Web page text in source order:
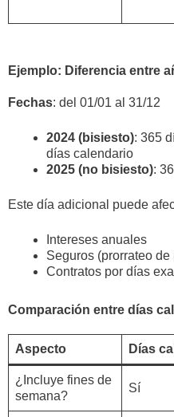
Ejemplo: Diferencia entre
Fechas: del 01/01 al 31/12
2024 (bisiesto): 365
días calendario
2025 (no bisiesto):
Este día adicional puede
Intereses anuales
Seguros (prorrateo de
Contratos por días
Comparación entre días
Aspecto Días
¿Incluye fines de
semana?
Sí